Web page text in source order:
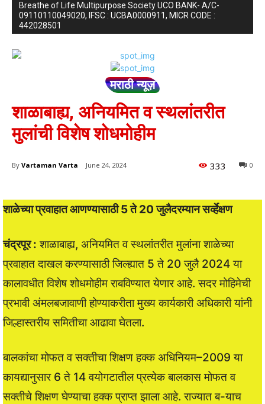
Breathe of Life Multipurpose Society UCO BANK- A/C-
09110110049020, IFSC : UCBA0000911, MICR CODE :
442028501
मराठी न्यूज़
शाळाबाह्य, अनियमित व स्थलांतरीत
मुलांची विशेष शोधमोहीम
By Vartaman Varta June 24, 2024 0
333
शाळेच्या प्रवाहात आणण्यासाठी 5 ते 20 जुलैदरम्यान सर्व्हेक्षण
चंद्रपूर : शाळाबाह्य, अनियमित व स्थलांतरीत मुलांना शाळेच्या
प्रवाहात दाखल करण्यासाठी जिल्ह्यात 5 ते 20 जुलै 2024 या
कालावधीत विशेष शोधमोहीम राबविण्यात येणार आहे. सदर मोहिमेची
प्रभावी अंमलबजावाणी होण्याकरीता मुख्य कार्यकारी अधिकारी यांनी
जिल्हास्तरीय समितीचा आढावा घेतला.
बालकांचा मोफत व सक्तीचा शिक्षण हक्क अधिनियम–2009 या
कायद्यानुसार 6 ते 14 वयोगटातील प्रत्येक बालकास मोफत व
सक्तीचे शिक्षण घेण्याचा हक्क प्राप्त झाला आहे. राज्यात ब-याच